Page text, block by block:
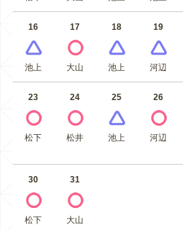
16
池上
17
大山
18
池上
19
河辺
23
松下
24
松井
25
池上
26
河辺
30
松下
31
大山